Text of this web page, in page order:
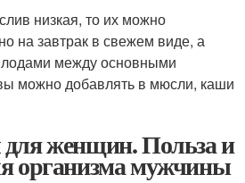
низкая, то их можно
на завтрак в свежем виде, а
между основными
можно добавлять в мюсли, каши
женщин. Польза и
организма мужчины